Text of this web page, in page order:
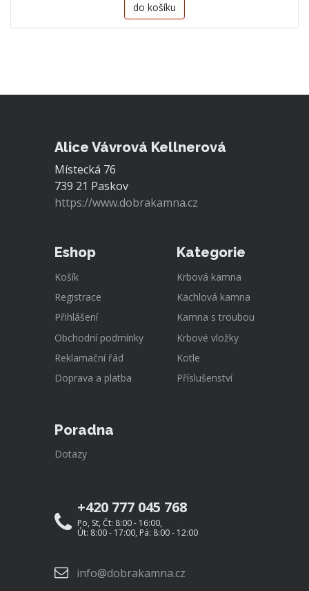
do košíku
Alice Vávrová Kellnerová
Místecká 76
739 21 Paskov
https://www.dobrakamna.cz
Eshop
Košík
Registrace
Přihlášení
Obchodní podmínky
Reklamační řád
Doprava a platba
Kategorie
Krbová kamna
Kachlová kamna
Kamna s troubou
Krbové vložky
Kotle
Příslušenství
Poradna
Dotazy
+420 777 045 768
Po, St, Čt: 8:00 - 16:00,
Út: 8:00 - 17:00, Pá: 8:00 - 12:00
info@dobrakamna.cz